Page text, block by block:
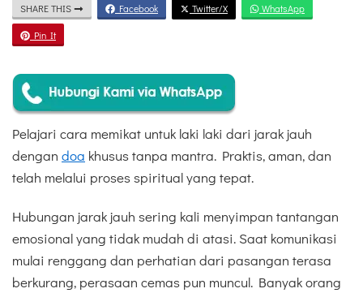
SHARE THIS Facebook Twitter/X WhatsApp
Pin It
Pelajari cara memikat untuk laki laki dari jarak jauh
dengan doa khusus tanpa mantra. Praktis, aman, dan
telah melalui proses spiritual yang tepat.
Hubungan jarak jauh sering kali menyimpan tantangan
emosional yang tidak mudah di atasi. Saat komunikasi
mulai renggang dan perhatian dari pasangan terasa
berkurang, perasaan cemas pun muncul. Banyak orang